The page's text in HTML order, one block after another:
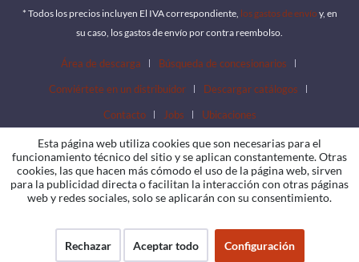
* Todos los precios incluyen El IVA correspondiente, los gastos de envío y, en
su caso, los gastos de envío por contra reembolso.
Área de descarga
Búsqueda de concesionarios
Conviértete en un distribuidor
Descargar catálogos
Contacto
Jobs Ubicaciones
Esta página web utiliza cookies que son necesarias para el
funcionamiento técnico del sitio y se aplican constantemente. Otras
cookies, las que hacen más cómodo el uso de la página web, sirven
para la publicidad directa o facilitan la interacción con otras páginas
web y redes sociales, solo se aplicarán con su consentimiento.
Rechazar Aceptar todo Configuración